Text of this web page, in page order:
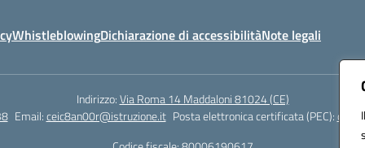
WhistleblowingDichiarazione di accessibilitàNote legali
Indirizzo:Via Roma 14 Maddaloni 81024 (CE)
Email:ceic8an00r@istruzione.it Posta elettronica certificata (PEC):